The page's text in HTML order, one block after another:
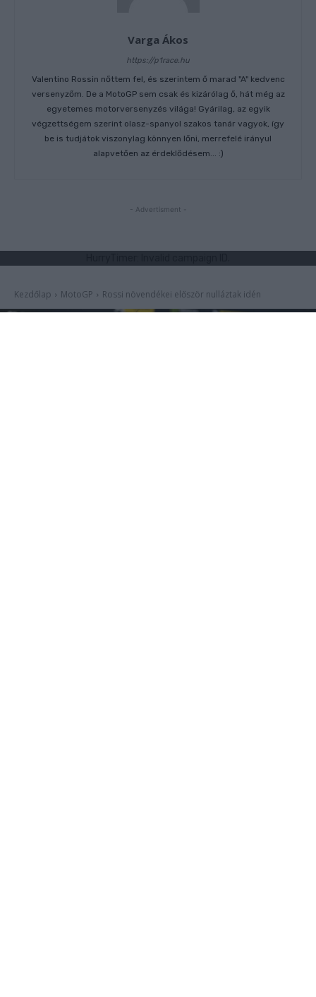
Varga Ákos
https://p1race.hu
Valentino Rossin nőttem fel, és szerintem ő marad "A" kedvenc
versenyzőm. De a MotoGP sem csak és kizárólag ő, hát még az
egyetemes motorversenyzés világa! Gyárilag, az egyik
végzettségem szerint olasz-spanyol szakos tanár vagyok, így
be is tudjátok viszonylag könnyen lőni, merrefelé irányul
alapvetően az érdeklődésem... :)
- Advertisment -